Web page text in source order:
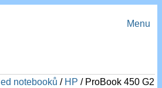
Menu
notebooků / HP / ProBook 450 G2